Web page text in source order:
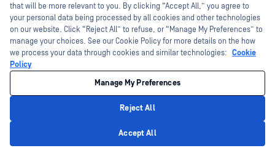
8月3 2026
ソーシャルメディアでフォロー
する
that will be more relevant to you. By clicking “Accept All,” you agree to
your personal data being processed by all cookies and other technologies
on our website. Click “Reject All” to refuse, or “Manage My Preferences” to
manage your choices. See our Cookie Policy for more details on the how
we process your data through cookies and similar technologies: Cookie
Policy
Manage My Preferences
Reject All
Accept All